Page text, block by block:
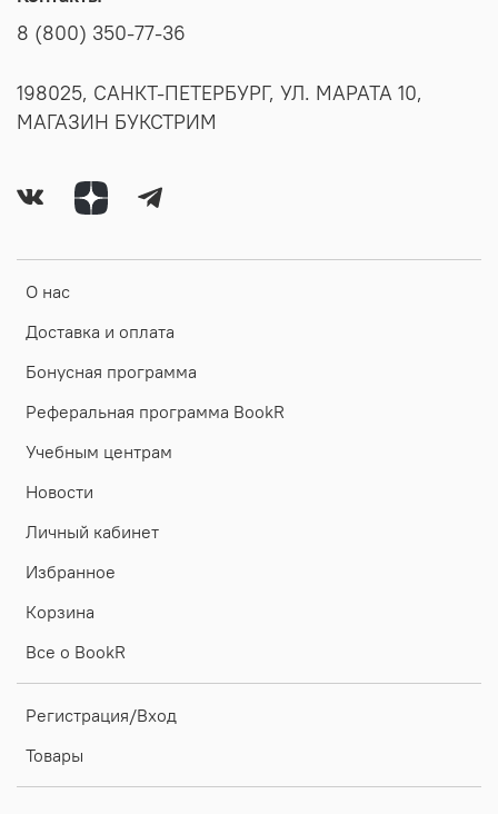
О нас
Доставка и оплата
Бонусная программа
Реферальная программа BookR
Учебным центрам
Новости
Личный кабинет
Избранное
Корзина
Все о BookR
Регистрация/Вход
Товары
8 (800) 350-77-36
198025, САНКТ-ПЕТЕРБУРГ, УЛ. МАРАТА 10,
МАГАЗИН БУКСТРИМ